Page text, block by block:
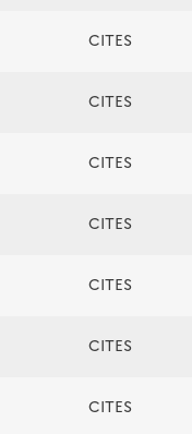
CITES
CITES
CITES
CITES
CITES
CITES
CITES